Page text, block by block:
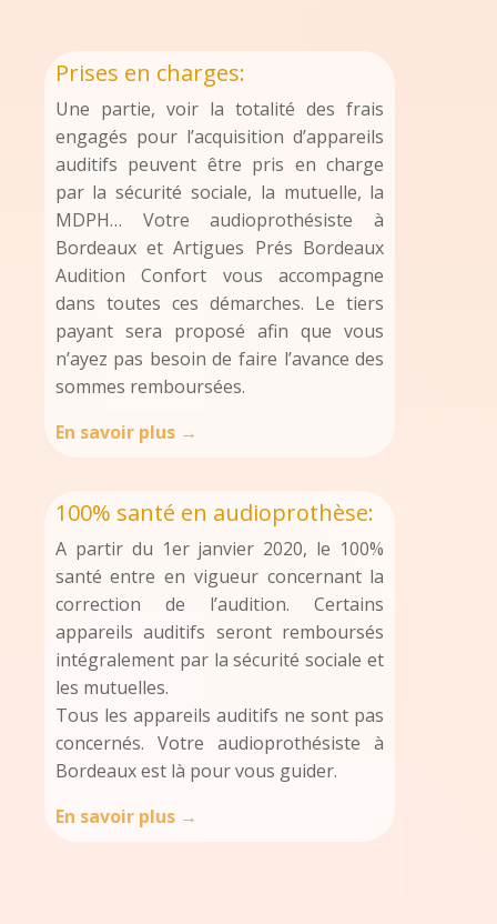
Prises en charges:
Une partie, voir la totalité des frais
engagés pour l’acquisition d’appareils
auditifs peuvent être pris en charge
par la sécurité sociale, la mutuelle, la
MDPH… Votre audioprothésiste à
Bordeaux et Artigues Prés Bordeaux
Audition Confort vous accompagne
dans toutes ces démarches. Le tiers
payant sera proposé afin que vous
n’ayez pas besoin de faire l’avance des
sommes remboursées.
En savoir plus →
100% santé en audioprothèse:
A partir du 1er janvier 2020, le 100%
santé entre en vigueur concernant la
correction de l’audition. Certains
appareils auditifs seront remboursés
intégralement par la sécurité sociale et
les mutuelles.
Tous les appareils auditifs ne sont pas
concernés. Votre audioprothésiste à
Bordeaux est là pour vous guider.
En savoir plus →